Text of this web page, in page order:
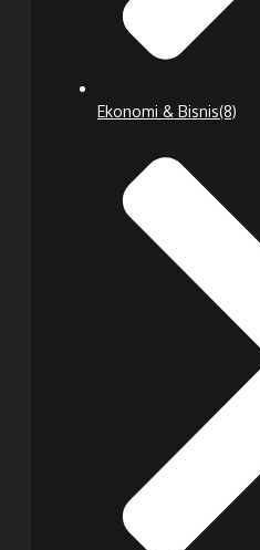
Ekonomi & Bisnis(8)